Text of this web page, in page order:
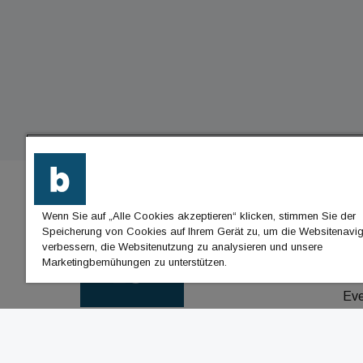
Wenn Sie auf „Alle Cookies akzeptieren“ klicken, stimmen Sie der
Speicherung von Cookies auf Ihrem Gerät zu, um die
verbessern, die Websitenutzung zu analysieren und unsere
Marketingbemühungen zu unterstützen.